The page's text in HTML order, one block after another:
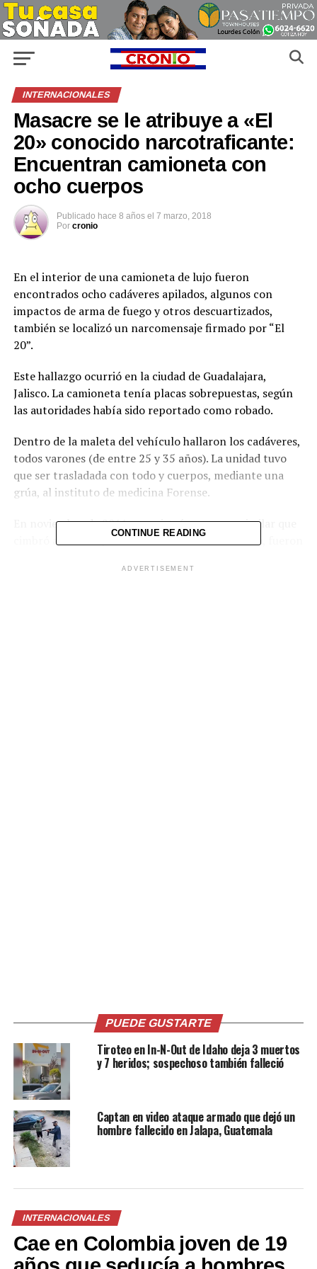
INTERNACIONALES
Masacre se le atribuye a «El
20» conocido narcotraficante:
Encuentran camioneta con
ocho cuerpos
Publicado hace 8 años el 7 marzo, 2018
Por cronio
En el interior de una camioneta de lujo fueron
encontrados ocho cadáveres apilados, algunos con
impactos de arma de fuego y otros descuartizados,
también se localizó un narcomensaje firmado por “El
20”.
Este hallazgo ocurrió en la ciudad de Guadalajara,
Jalisco. La camioneta tenía placas sobrepuestas, según
las autoridades había sido reportado como robado.
Dentro de la maleta del vehículo hallaron los cadáveres,
todos varones (de entre 25 y 35 años). La unidad tuvo
que ser trasladada con todo y cuerpos, mediante una
grúa, al instituto de medicina Forense.
En noviembre de 2011 se registró un suceso similar que
cimbró a Guadalajara: en una concurrida avenida, fueron
aquel entonces las autoridades informaron que se debió
En «Internacionales»
11 noviembre, 2022
En «Internacionales»
Llamada anónima alerta a
las autoridades de
espantoso masacre en zona
indígena en México
RELATED TOPICS: INTERNACIONALES
MASACRE
NARCOS
CONTINUE READING
ADVERTISEMENT
PUEDE GUSTARTE
Tiroteo en In-N-Out de Idaho deja 3 muertos
y 7 heridos; sospechoso también falleció
Captan en video ataque armado que dejó un
hombre fallecido en Jalapa, Guatemala
INTERNACIONALES
Cae en Colombia joven de 19